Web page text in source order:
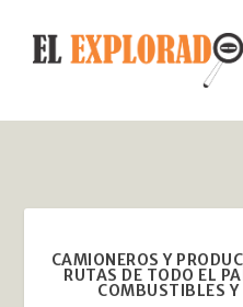
CAMIONEROS Y
RUTAS DE TODO EL
COMBUSTIBLES